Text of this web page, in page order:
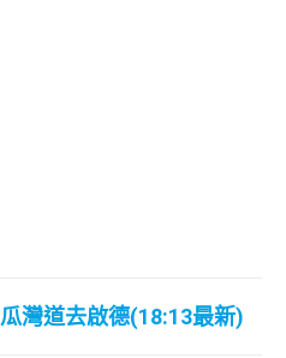
灣道去啟德(18:13最新)